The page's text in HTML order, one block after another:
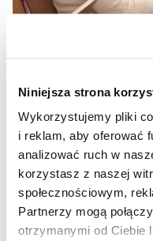
Niniejsza strona
Wykorzystujemy pliki
i reklam, aby oferować
analizować ruch w
korzystasz z naszej
społecznościowym,
Partnerzy mogą
otrzymanymi od Ciebie